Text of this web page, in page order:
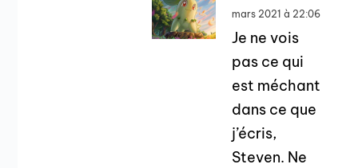
mars 2021 à 22:06
Je ne vois
pas ce qui
est méchant
dans ce que
j’écris,
Steven. Ne